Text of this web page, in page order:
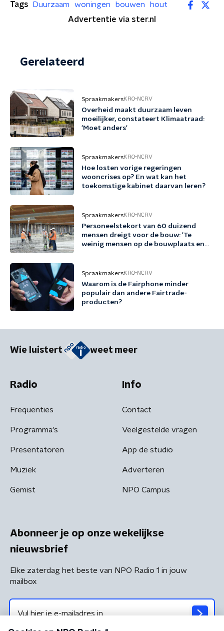
Tags Duurzaam woningen bouwen
hout
Advertentie via ster.nl
Gerelateerd
SpraakmakersKRO-NCRV
Overheid maakt duurzaam leven
moeilijker, constateert Klimaatraad:
'Moet anders'
SpraakmakersKRO-NCRV
Hoe losten vorige regeringen
wooncrises op? En wat kan het
toekomstige kabinet daarvan leren?
SpraakmakersKRO-NCRV
Personeelstekort van 60 duizend
mensen dreigt voor de bouw: 'Te
weinig mensen op de bouwplaats en
SpraakmakersKRO-NCRV
Waarom is de Fairphone minder
populair dan andere Fairtrade-
producten?
Wie luistert weet meer
Radio
Frequenties
Programma's
Presentatoren
Muziek
Gemist
Info
Contact
Veelgestelde vragen
App de studio
Adverteren
NPO Campus
Abonneer je op onze wekelijkse
nieuwsbrief
Elke zaterdag het beste van NPO Radio 1 in jouw
mailbox